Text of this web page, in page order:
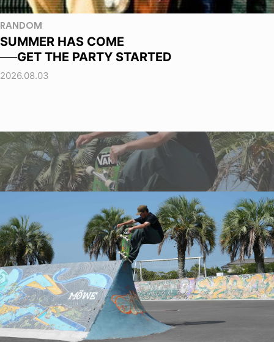
RANDOM
SUMMER HAS COME
──GET THE PARTY STARTED
2026.08.03